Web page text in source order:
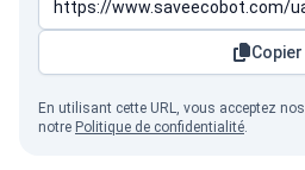
Copier
En utilisant cette URL, vous acceptez nos
notre Politique de confidentialité.